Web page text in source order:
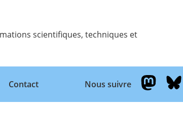
scientifiques, techniques et
Contact Nous suivre